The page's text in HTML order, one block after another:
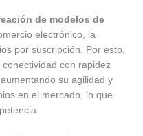
de modelos de
electrónico, la
por suscripción. Por esto,
con rapidez
, aumentando su agilidad y
en el mercado, lo que